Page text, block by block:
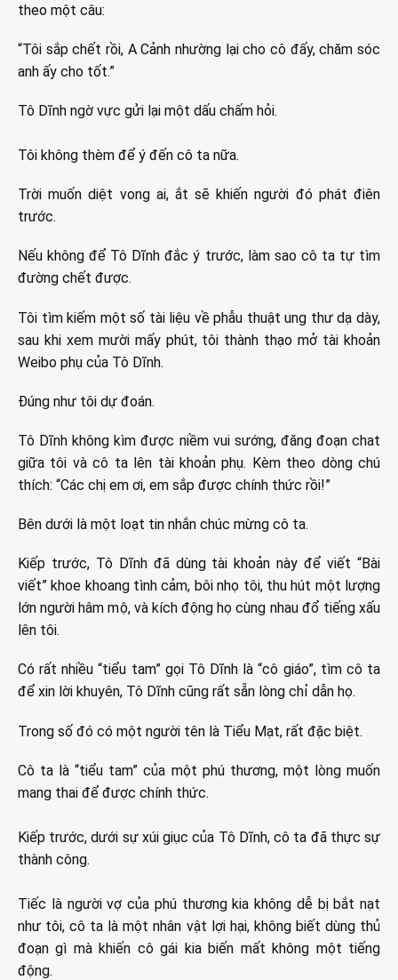
theo một câu:
“Tôi sắp chết rồi, A Cảnh nhường lại cho cô đấy, chăm sóc
anh ấy cho tốt.”
Tô Dĩnh ngờ vực gửi lại một dấu chấm hỏi.
Tôi không thèm để ý đến cô ta nữa.
Trời muốn diệt vong ai, ắt sẽ khiến người đó phát điên
trước.
Nếu không để Tô Dĩnh đắc ý trước, làm sao cô ta tự tìm
đường chết được.
Tôi tìm kiếm một số tài liệu về phẫu thuật ung thư dạ dày,
sau khi xem mười mấy phút, tôi thành thạo mở tài khoản
Weibo phụ của Tô Dĩnh.
Đúng như tôi dự đoán.
Tô Dĩnh không kìm được niềm vui sướng, đăng đoạn chat
giữa tôi và cô ta lên tài khoản phụ. Kèm theo dòng chú
thích: “Các chị em ơi, em sắp được chính thức rồi!”
Bên dưới là một loạt tin nhắn chúc mừng cô ta.
Kiếp trước, Tô Dĩnh đã dùng tài khoản này để viết “Bài
viết” khoe khoang tình cảm, bôi nhọ tôi, thu hút một lượng
lớn người hâm mộ, và kích động họ cùng nhau đổ tiếng xấu
lên tôi.
Có rất nhiều “tiểu tam” gọi Tô Dĩnh là “cô giáo”, tìm cô ta
để xin lời khuyên, Tô Dĩnh cũng rất sẵn lòng chỉ dẫn họ.
Trong số đó có một người tên là Tiểu Mạt, rất đặc biệt.
Cô ta là “tiểu tam” của một phú thương, một lòng muốn
mang thai để được chính thức.
Kiếp trước, dưới sự xúi giục của Tô Dĩnh, cô ta đã thực sự
thành công.
Tiếc là người vợ của phú thương kia không dễ bị bắt nạt
như tôi, cô ta là một nhân vật lợi hại, không biết dùng thủ
đoạn gì mà khiến cô gái kia biến mất không một tiếng
động.